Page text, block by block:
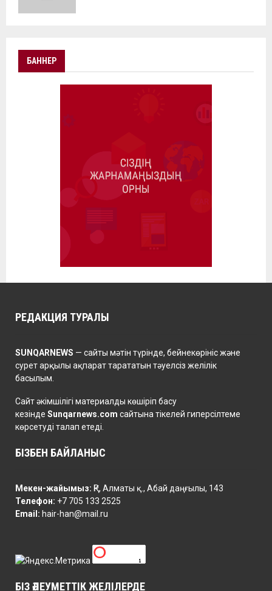
БАННЕР
РЕДАКЦИЯ ТУРАЛЫ
SUNQARNEWS — сайты мәтін түрінде, бейнекөрініс және
сурет арқылы ақпарат тарататын тәуелсіз желілік
басылым.
Сайт әкімшілігі материалды көшіріп басу
кезінде Sunqarnews.com сайтына тікелей гиперсілтеме
көрсетуді талап етеді.
БІЗБЕН БАЙЛАНЫС
Мекен-жайымыз: ҚР, Алматы қ., Абай даңғылы, 143
Телефон: +7 705 133 2525
Email: hair-han@mail.ru
БІЗ ӘЛЕУМЕТТІК ЖЕЛІЛЕРДЕ